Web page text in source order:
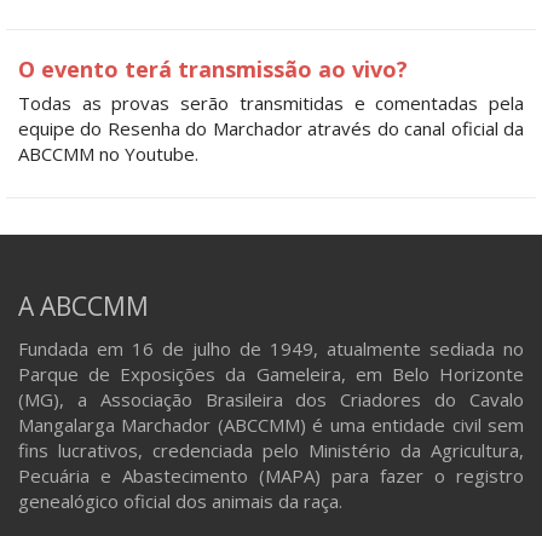
O evento terá transmissão ao vivo?
Todas as provas serão transmitidas e comentadas pela
equipe do Resenha do Marchador através do canal oficial da
ABCCMM no Youtube.
A ABCCMM
Fundada em 16 de julho de 1949, atualmente sediada no
Parque de Exposições da Gameleira, em Belo Horizonte
(MG), a Associação Brasileira dos Criadores do Cavalo
Mangalarga Marchador (ABCCMM) é uma entidade civil sem
fins lucrativos, credenciada pelo Ministério da Agricultura,
Pecuária e Abastecimento (MAPA) para fazer o registro
genealógico oficial dos animais da raça.